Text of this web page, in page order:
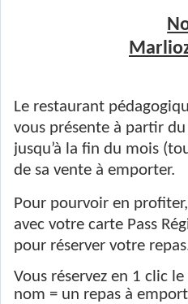
Le restaurant
vous présente à partir
jusqu’à la fin du mois
de sa vente à emporter.
Pour pourvoir en
avec votre carte Pass
pour réserver votre
Vous réservez en 1 clic
nom = un repas à